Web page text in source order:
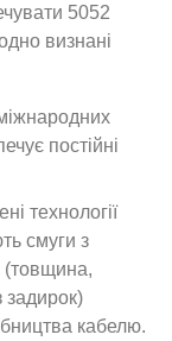
5052
визнані
постійні
технології
смуги з
(товщина,
задирок)
кабелю.